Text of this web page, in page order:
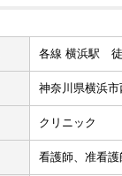
各線 横浜駅
神奈川県横浜
クリニック
看護師、准看護